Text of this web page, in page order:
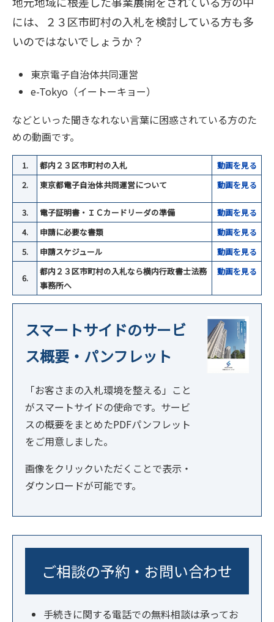
には、２３区市町村の入札を検討している方も多
いのではないでしょうか？
東京電子自治体共同運営
e-Tokyo（イートーキョー）
などといった聞きなれない言葉に困惑されている方のた
めの動画です。
1. 都内２３区市町村の入札
動画を見る
2.
東京都電子自治体共同運営について 動画を見る
3. 電子証明書・ＩＣカードリーダの準備 動画を見る
4.
申請に必要な書類
動画を見る
5.
申請スケジュール 動画を見る
6.
都内２３区市町村の入札なら横内行政書士法務
事務所へ
動画を見る
スマートサイドのサービ
ス概要・パンフレット
「お客さまの入札環境を整える」こと
がスマートサイドの使命です。サービ
スの概要をまとめたPDFパンフレット
をご用意しました。
画像をクリックいただくことで表示・
ダウンロードが可能です。
ご相談の予約・お問い合わせ
手続きに関する電話での無料相談は承ってお